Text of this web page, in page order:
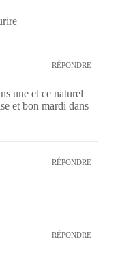
RÉPONDRE
une et ce naturel
et bon mardi dans
RÉPONDRE
RÉPONDRE